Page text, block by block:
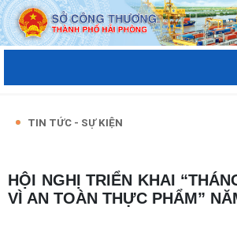
TIN TỨC - SỰ KIỆN
HỘI NGHỊ TRIỂN KHAI “THÁNG HÀNH ĐỘNG
VÌ AN TOÀN THỰC PHẨM”